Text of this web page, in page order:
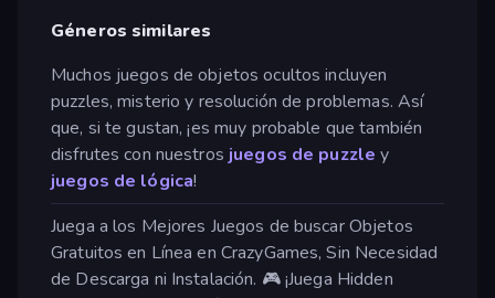
Géneros similares
Muchos juegos de objetos ocultos incluyen
puzzles, misterio y resolución de problemas. Así
que, si te gustan, ¡es muy probable que también
disfrutes con nuestros juegos de puzzle y
juegos de lógica!
Juega a los Mejores Juegos de buscar Objetos
Gratuitos en Línea en CrazyGames, Sin Necesidad
de Descarga ni Instalación. 🎮 ¡Juega Hidden